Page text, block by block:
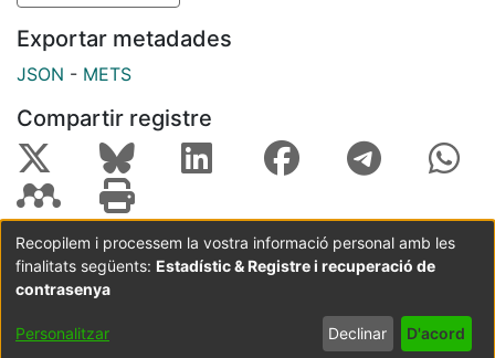
Exportar metadades
JSON - METS
Compartir registre
Coordinació:CRAI UB Avís legal
Metadades
subjectes a:
Configuració
de cookies
privadesa
Recopilem i processem la vostra informació personal amb les
finalitats següents: Estadístic & Registre i recuperació de
contrasenya
Personalitzar Declinar D'acord